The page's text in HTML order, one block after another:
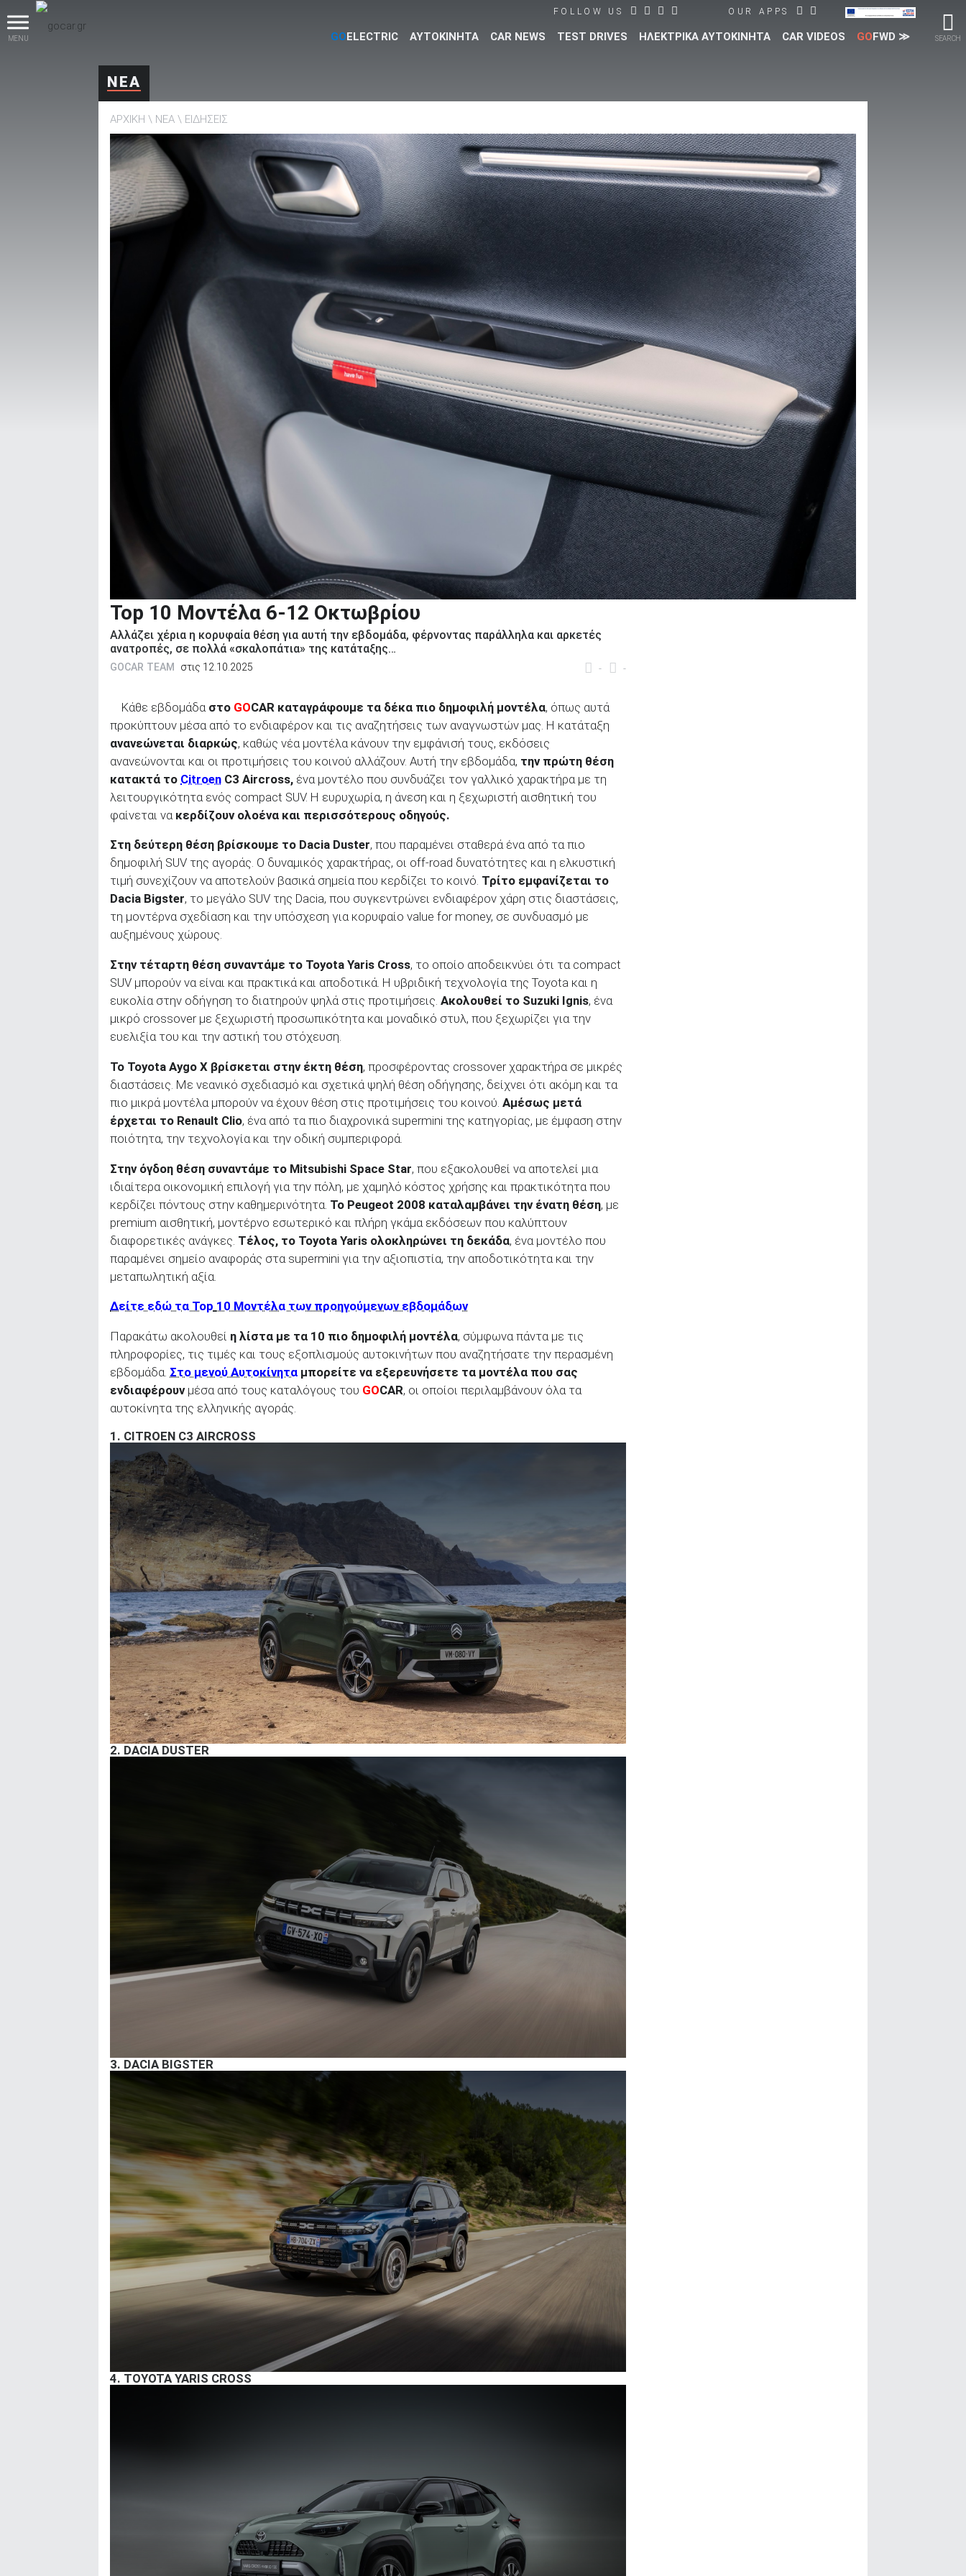
MENU SEARCH
FOLLOW US OUR APPS
GOELECTRIC ΑΥΤΟΚΙΝΗΤΑ CAR NEWS TEST DRIVES ΗΛΕΚΤΡΙΚΑ ΑΥΤΟΚΙΝΗΤΑ CAR VIDEOS GOFWD ≫
βρες το!
Επιχειρήσεις
ΝΕΑ
ΑΡΧΙΚΗ ΝΕΑ ΕΙΔΗΣΕΙΣ
Top 10 Μοντέλα 6-12 Οκτωβρίου
Αλλάζει χέρια η κορυφαία θέση για αυτή την εβδομάδα, φέρνοντας παράλληλα και αρκετές
ανατροπές, σε πολλά «σκαλοπάτια» της κατάταξης…
- -
GOCAR TEAM στις 12.10.2025
Κάθε εβδομάδα στο GOCAR καταγράφουμε τα δέκα πιο δημοφιλή μοντέλα, όπως αυτά
προκύπτουν μέσα από το ενδιαφέρον και τις αναζητήσεις των αναγνωστών μας. Η κατάταξη
ανανεώνεται διαρκώς, καθώς νέα μοντέλα κάνουν την εμφάνισή τους, εκδόσεις
ανανεώνονται και οι προτιμήσεις του κοινού αλλάζουν. Αυτή την εβδομάδα, την πρώτη θέση
κατακτά το Citroen C3 Aircross, ένα μοντέλο που συνδυάζει τον γαλλικό χαρακτήρα με τη
λειτουργικότητα ενός compact SUV. Η ευρυχωρία, η άνεση και η ξεχωριστή αισθητική του
φαίνεται να κερδίζουν ολοένα και περισσότερους οδηγούς.
Στη δεύτερη θέση βρίσκουμε το Dacia Duster, που παραμένει σταθερά ένα από τα πιο
δημοφιλή SUV της αγοράς. Ο δυναμικός χαρακτήρας, οι off-road δυνατότητες και η ελκυστική
τιμή συνεχίζουν να αποτελούν βασικά σημεία που κερδίζει το κοινό. Τρίτο εμφανίζεται το
Dacia Bigster, το μεγάλο SUV της Dacia, που συγκεντρώνει ενδιαφέρον χάρη στις διαστάσεις,
τη μοντέρνα σχεδίαση και την υπόσχεση για κορυφαίο value for money, σε συνδυασμό με
αυξημένους χώρους.
Στην τέταρτη θέση συναντάμε το Toyota Yaris Cross, το οποίο αποδεικνύει ότι τα compact
SUV μπορούν να είναι και πρακτικά και αποδοτικά. Η υβριδική τεχνολογία της Toyota και η
ευκολία στην οδήγηση το διατηρούν ψηλά στις προτιμήσεις. Ακολουθεί το Suzuki Ignis, ένα
μικρό crossover με ξεχωριστή προσωπικότητα και μοναδικό στυλ, που ξεχωρίζει για την
ευελιξία του και την αστική του στόχευση.
Το Toyota Aygo X βρίσκεται στην έκτη θέση, προσφέροντας crossover χαρακτήρα σε μικρές
διαστάσεις. Με νεανικό σχεδιασμό και σχετικά ψηλή θέση οδήγησης, δείχνει ότι ακόμη και τα
πιο μικρά μοντέλα μπορούν να έχουν θέση στις προτιμήσεις του κοινού. Αμέσως μετά
έρχεται το Renault Clio, ένα από τα πιο διαχρονικά supermini της κατηγορίας, με έμφαση στην
ποιότητα, την τεχνολογία και την οδική συμπεριφορά.
Στην όγδοη θέση συναντάμε το Mitsubishi Space Star, που εξακολουθεί να αποτελεί μια
ιδιαίτερα οικονομική επιλογή για την πόλη, με χαμηλό κόστος χρήσης και πρακτικότητα που
κερδίζει πόντους στην καθημερινότητα. Το Peugeot 2008 καταλαμβάνει την ένατη θέση, με
premium αισθητική, μοντέρνο εσωτερικό και πλήρη γκάμα εκδόσεων που καλύπτουν
διαφορετικές ανάγκες. Τέλος, το Toyota Yaris ολοκληρώνει τη δεκάδα, ένα μοντέλο που
παραμένει σημείο αναφοράς στα supermini για την αξιοπιστία, την αποδοτικότητα και την
μεταπωλητική αξία.
Δείτε εδώ τα Top 10 Μοντέλα των προηγούμενων εβδομάδων
Παρακάτω ακολουθεί η λίστα με τα 10 πιο δημοφιλή μοντέλα, σύμφωνα πάντα με τις
πληροφορίες, τις τιμές και τους εξοπλισμούς αυτοκινήτων που αναζητήσατε την περασμένη
εβδομάδα. Στο μενού Αυτοκίνητα μπορείτε να εξερευνήσετε τα μοντέλα που σας
ενδιαφέρουνμέσα από τους καταλόγους του GOCAR, οι οποίοι περιλαμβάνουν όλα τα
αυτοκίνητα της ελληνικής αγοράς.
1. CITROEN C3 AIRCROSS
2. DACIA DUSTER
3. DACIA BIGSTER
4. TOYOTA YARIS CROSS